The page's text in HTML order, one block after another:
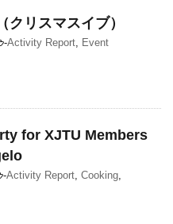
クリスマスイブ）
-Activity Report, Event
for XJTU Members
-Activity Report, Cooking,